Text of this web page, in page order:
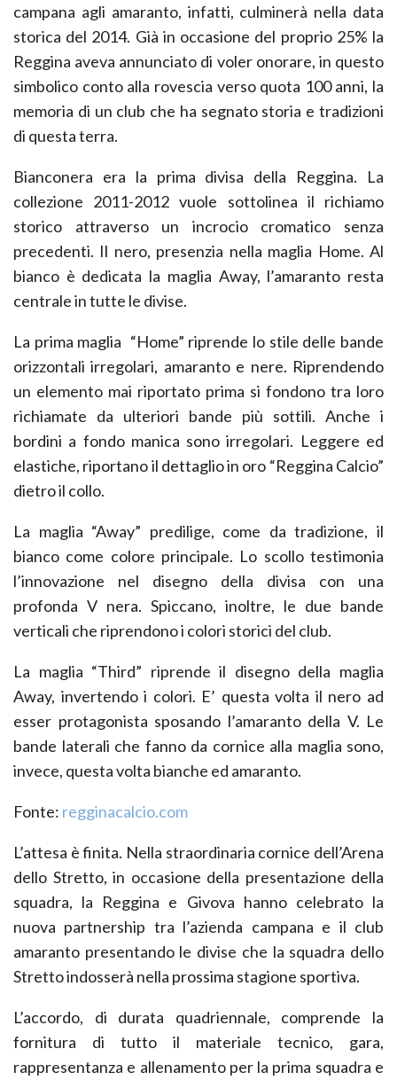
campana agli amaranto, infatti, culminerà nella data
storica del 2014. Già in occasione del proprio 25% la
Reggina aveva annunciato di voler onorare, in questo
simbolico conto alla rovescia verso quota 100 anni, la
memoria di un club che ha segnato storia e tradizioni
di questa terra.
Bianconera era la prima divisa della Reggina. La
collezione 2011-2012 vuole sottolinea il richiamo
storico attraverso un incrocio cromatico senza
precedenti. Il nero, presenzia nella maglia Home. Al
bianco è dedicata la maglia Away, l’amaranto resta
centrale in tutte le divise.
La prima maglia “Home” riprende lo stile delle bande
orizzontali irregolari, amaranto e nere. Riprendendo
un elemento mai riportato prima si fondono tra loro
richiamate da ulteriori bande più sottili. Anche i
bordini a fondo manica sono irregolari. Leggere ed
elastiche, riportano il dettaglio in oro “Reggina Calcio”
dietro il collo.
La maglia “Away” predilige, come da tradizione, il
bianco come colore principale. Lo scollo testimonia
l’innovazione nel disegno della divisa con una
profonda V nera. Spiccano, inoltre, le due bande
verticali che riprendono i colori storici del club.
La maglia “Third” riprende il disegno della maglia
Away, invertendo i colori. E’ questa volta il nero ad
esser protagonista sposando l’amaranto della V. Le
bande laterali che fanno da cornice alla maglia sono,
invece, questa volta bianche ed amaranto.
Fonte: regginacalcio.com
L’attesa è finita. Nella straordinaria cornice dell’Arena
dello Stretto, in occasione della presentazione della
squadra, la Reggina e Givova hanno celebrato la
nuova partnership tra l’azienda campana e il club
amaranto presentando le divise che la squadra dello
Stretto indosserà nella prossima stagione sportiva.
L’accordo, di durata quadriennale, comprende la
fornitura di tutto il materiale tecnico, gara,
rappresentanza e allenamento per la prima squadra e